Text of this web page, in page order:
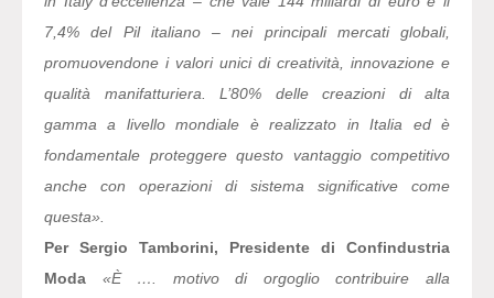
7,4% del Pil italiano – nei principali mercati globali,
promuovendone i valori unici di creatività, innovazione e
qualità manifatturiera. L’80% delle creazioni di alta
gamma a livello mondiale è realizzato in Italia ed è
fondamentale proteggere questo vantaggio competitivo
anche con operazioni di sistema significative come
questa».
Per Sergio Tamborini, Presidente di Confindustria
Moda
«È …. motivo di orgoglio contribuire alla